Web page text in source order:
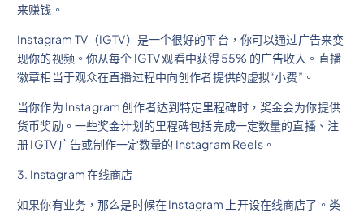
来赚钱。
Instagram TV（IGTV）是一个很好的平台，你可以通过广告来变
现你的视频。你从每个 IGTV 观看中获得 55% 的广告收入。直播
徽章相当于观众在直播过程中向创作者提供的虚拟“小费”。
当你作为 Instagram 创作者达到特定里程碑时，奖金会为你提供
货币奖励。一些奖金计划的里程碑包括完成一定数量的直播、注
册 IGTV 广告或制作一定数量的 Instagram Reels。
3. Instagram 在线商店
如果你有业务，那么是时候在 Instagram 上开设在线商店了。类